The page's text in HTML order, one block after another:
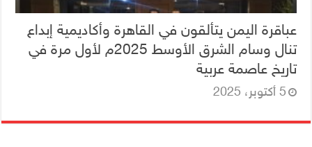
عباقرة اليمن يتألقون في القاهرة وأكاديمية إبداع
تنال وسام الشرق الأوسط 2025م لأول مرة في
تاريخ عاصمة عربية
5 أكتوبر، 2025